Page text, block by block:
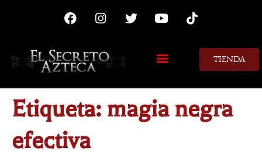
TIENDA
Etiqueta: magia negra
efectiva